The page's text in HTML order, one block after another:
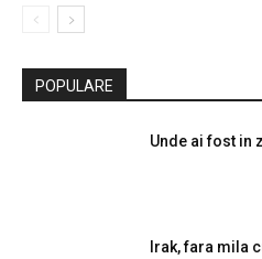
POPULARE
Unde ai fost in
Irak, fara mila